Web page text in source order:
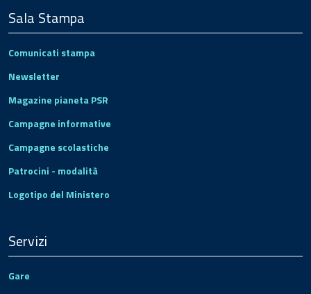
Sala Stampa
Comunicati stampa
Newsletter
Magazine pianeta PSR
Campagne informative
Campagne scolastiche
Patrocini - modalità
Logotipo del Ministero
Servizi
Gare